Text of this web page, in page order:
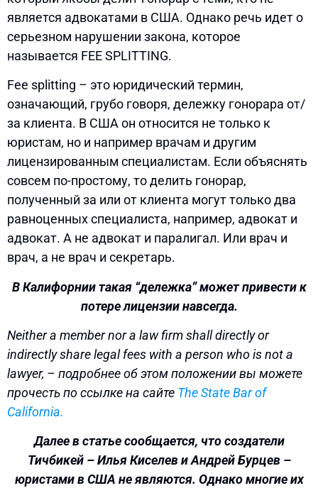
является адвокатами в США. Однако речь идет о
серьезном нарушении закона, которое
называется FEE SPLITTING.
Fee splitting – это юридический термин,
означающий, грубо говоря, дележку гонорара от/
за клиента. В США он относится не только к
юристам, но и например врачам и другим
лицензированным специалистам. Если объяснять
совсем по-простому, то делить гонорар,
полученный за или от клиента могут только два
равноценных специалиста, например, адвокат и
адвокат. А не адвокат и паралигал. Или врач и
врач, а не врач и секретарь.
В Калифорнии такая “дележка” может привести к
потере лицензии навсегда.
Neither a member nor a law firm shall directly or
indirectly share legal fees with a person who is not a
lawyer, – подробнее об этом положении вы можете
прочесть по ссылке на сайте The State Bar of
California.
Далее в статье сообщается, что создатели
Тичбикей – Илья Киселев и Андрей Бурцев –
юристами в США не являются. Однако многие их